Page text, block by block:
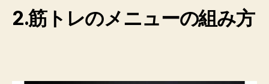
2.筋トレのメニューの組み方